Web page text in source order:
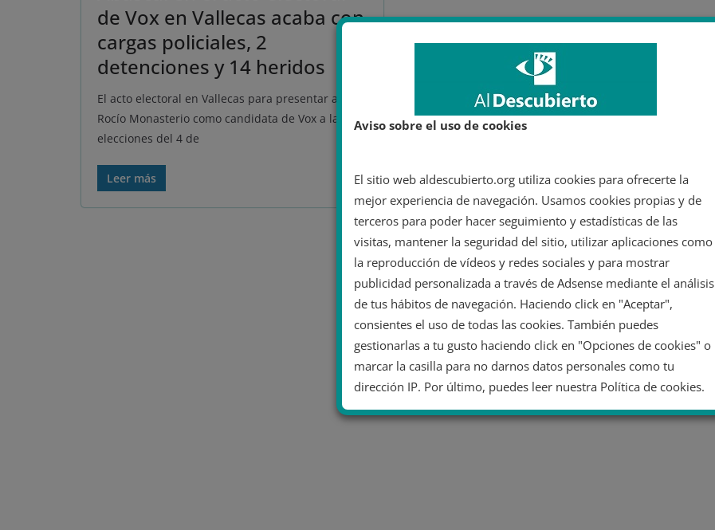
de Vox en Vallecas acaba con
cargas policiales, 2
detenciones y 14 heridos
El acto electoral en Vallecas para presentar a
Rocío Monasterio como candidata de Vox a las
elecciones del 4 de
Leer más
Aviso sobre el uso de cookies
El sitio web aldescubierto.org utiliza cookies para ofrecerte la
mejor experiencia de navegación. Usamos cookies propias y de
terceros para poder hacer seguimiento y estadísticas de las
visitas, mantener la seguridad del sitio, utilizar aplicaciones como
la reproducción de vídeos y redes sociales y para mostrar
publicidad personalizada a través de Adsense mediante el análisis
de tus hábitos de navegación. Haciendo click en "Aceptar",
consientes el uso de todas las cookies. También puedes
gestionarlas a tu gusto haciendo click en "Opciones de cookies" o
marcar la casilla para no darnos datos personales como tu
dirección IP. Por último, puedes leer nuestra Política de cookies.